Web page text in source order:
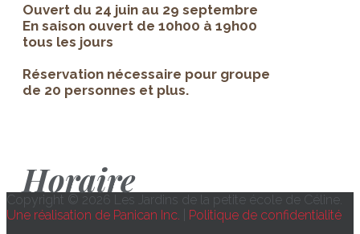
Ouvert du 24 juin au 29 septembre
En saison ouvert de 10h00 à 19h00
tous les jours
Réservation nécessaire pour groupe
de 20 personnes et plus.
Horaire
Copyright © 2026 Les Jardins de la petite école de Céline.
Une réalisation de Panican Inc.
Politique de confidentialité